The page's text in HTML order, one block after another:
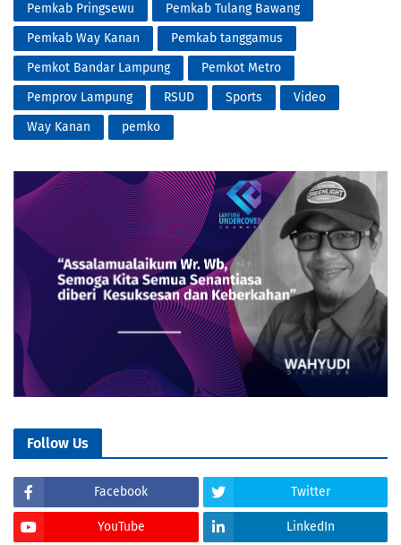
Pemkab Pringsewu
Pemkab Tulang Bawang
Pemkab Way Kanan
Pemkab tanggamus
Pemkot Bandar Lampung
Pemkot Metro
Pemprov Lampung
RSUD Sports
Video
Way Kanan
pemko
Follow Us
Facebook Twitter
YouTube LinkedIn